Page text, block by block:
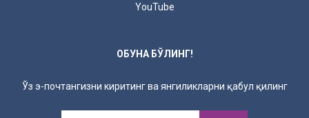
YouTube
ОБУНА БЎЛИНГ!
Ўз э-почтангизни киритинг ва янгиликларни қабул қилинг